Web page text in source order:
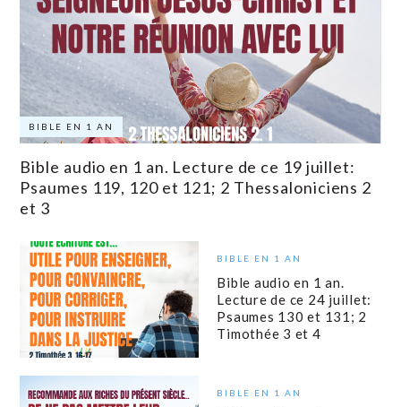
BIBLE EN 1 AN
Bible audio en 1 an. Lecture de ce 19 juillet:
Psaumes 119, 120 et 121; 2 Thessaloniciens 2
et 3
BIBLE EN 1 AN
Bible audio en 1 an.
Lecture de ce 24 juillet:
Psaumes 130 et 131; 2
Timothée 3 et 4
BIBLE EN 1 AN